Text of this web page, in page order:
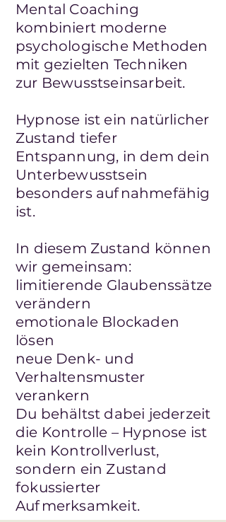
Mental Coaching
kombiniert moderne
psychologische Methoden
mit gezielten Techniken
zur Bewusstseinsarbeit.
Hypnose ist ein natürlicher
Zustand tiefer
Entspannung, in dem dein
Unterbewusstsein
besonders aufnahmefähig
ist.
In diesem Zustand können
wir gemeinsam:
limitierende Glaubenssätze
verändern
emotionale Blockaden
lösen
neue Denk- und
Verhaltensmuster
verankern
Du behältst dabei jederzeit
die Kontrolle – Hypnose ist
kein Kontrollverlust,
sondern ein Zustand
fokussierter
Aufmerksamkeit.